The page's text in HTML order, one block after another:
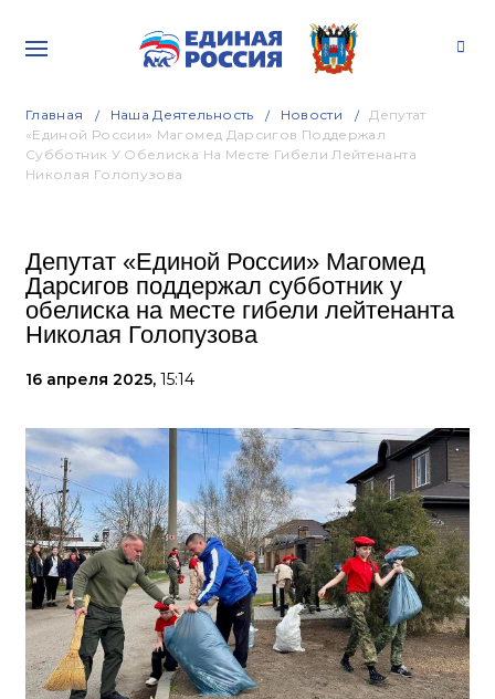
Главная Наша Деятельность Новости
Депутат
«Единой России» Магомед Дарсигов Поддержал
Субботник У Обелиска На Месте Гибели Лейтенанта
Николая Голопузова
Депутат «Единой России» Магомед
Дарсигов поддержал субботник у
обелиска на месте гибели лейтенанта
Николая Голопузова
16 апреля 2025, 15:14